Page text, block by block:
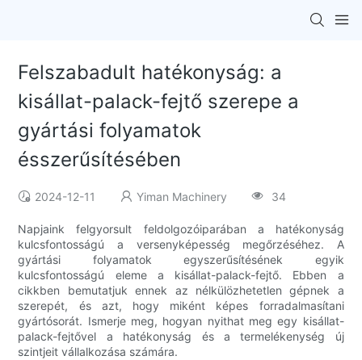
Felszabadult hatékonyság: a
kisállat-palack-fejtő szerepe a
gyártási folyamatok
ésszerűsítésében
2024-12-11 Yiman Machinery 34
Napjaink felgyorsult feldolgozóiparában a hatékonyság
kulcsfontosságú a versenyképesség megőrzéséhez. A
gyártási folyamatok egyszerűsítésének egyik
kulcsfontosságú eleme a kisállat-palack-fejtő. Ebben a
cikkben bemutatjuk ennek az nélkülözhetetlen gépnek a
szerepét, és azt, hogy miként képes forradalmasítani
gyártósorát. Ismerje meg, hogyan nyithat meg egy kisállat-
palack-fejtővel a hatékonyság és a termelékenység új
szintjeit vállalkozása számára.